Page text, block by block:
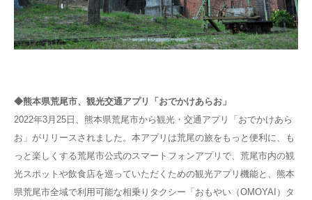
◆熊本県荒尾市、観光交通アプリ「おでかけあらお」
2022年3月25日、熊本県荒尾市から観光・交通アプリ「おでかけあら
お」がリリースされました。本アプリは荒尾の旅をもっと便利に、も
っと楽しくする荒尾市公式のスマートフォンアプリで、荒尾市内の観
光スポットや飲食店を巡っていただくための観光アプリ機能と、熊本
県荒尾市全域で利用可能な相乗りタクシー「おもやい（OMOYAI）タ